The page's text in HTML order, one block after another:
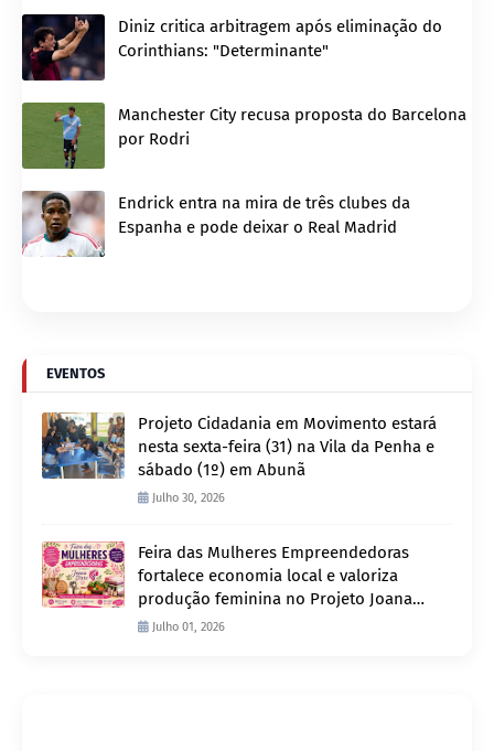
Diniz critica arbitragem após eliminação do
Corinthians: "Determinante"
Manchester City recusa proposta do Barcelona
por Rodri
Endrick entra na mira de três clubes da
Espanha e pode deixar o Real Madrid
EVENTOS
Projeto Cidadania em Movimento estará
nesta sexta-feira (31) na Vila da Penha e
sábado (1º) em Abunã
Julho 30, 2026
Feira das Mulheres Empreendedoras
fortalece economia local e valoriza
produção feminina no Projeto Joana
D’Arc
Julho 01, 2026